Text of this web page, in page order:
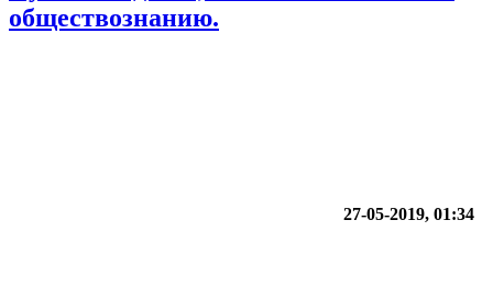
обществознанию.
27-05-2019, 01:34